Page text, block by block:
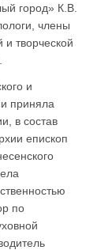
город» К.В.
члены
творческой
и
приняла
в состав
епископ
по